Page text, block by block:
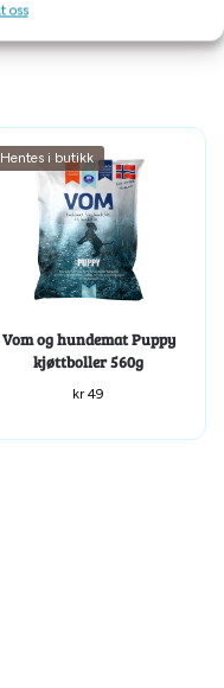
oss
Hentes i butikk
Vom og hundemat Puppy
kjøttboller 560g
kr 49